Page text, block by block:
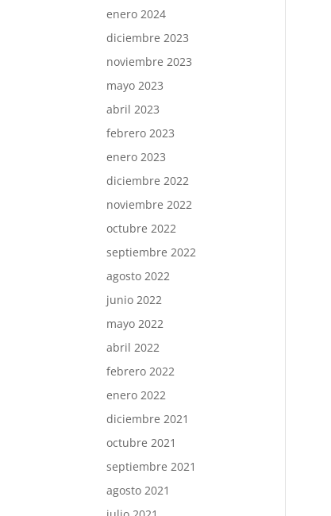
enero 2024
diciembre 2023
noviembre 2023
mayo 2023
abril 2023
febrero 2023
enero 2023
diciembre 2022
noviembre 2022
octubre 2022
septiembre 2022
agosto 2022
junio 2022
mayo 2022
abril 2022
febrero 2022
enero 2022
diciembre 2021
octubre 2021
septiembre 2021
agosto 2021